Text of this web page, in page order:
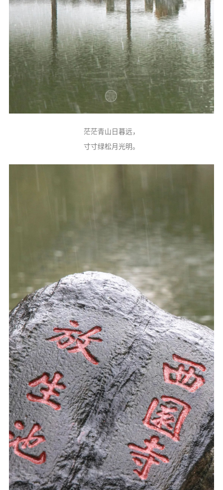
茫茫青山日暮远，
寸寸绿松月光明。